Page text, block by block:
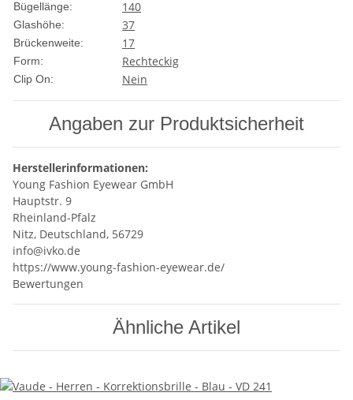
Bügellänge: 140
Glashöhe: 37
Brückenweite: 17
Form: Rechteckig
Clip On: Nein
Angaben zur Produktsicherheit
Herstellerinformationen:
Young Fashion Eyewear GmbH
Hauptstr. 9
Rheinland-Pfalz
Nitz, Deutschland, 56729
info@ivko.de
https://www.young-fashion-eyewear.de/
Bewertungen
Ähnliche Artikel